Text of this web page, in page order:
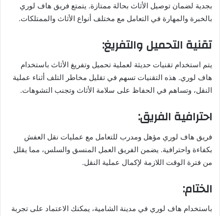
بجدية لضمان توصيل الأثاث بحالة ممتازة. يتمتع فريق هاف لوري
بالخبرة والمهارة في التعامل مع مختلف أنواع الأثاث والممتلكات.
تقنية التحميل والتفريغ:
يتم استخدام تقنيات حديثة لعملية تحميل وتفريغ الأثاث باستخدام
هاف لوري. هذه التقنيات تسهم في تقليل مخاطر التلف أثناء عملية
النقل، وتساهم في الحفاظ على سلامة الأثاث وتجنب التشوهات.
احترافية الفريق:
فريق هاف لوري مؤهل ومدرب للتعامل مع عمليات نقل العفش
بكفاءة واحترافية. يضمن الفريق العمل المنسق والسلس، مما يقلل
من فترة الوقت اللازمة لإكمال عملية النقل.
الختام:
باستخدام هاف لوري في مدينة الشامية، يمكنك الاعتماد على تجربة